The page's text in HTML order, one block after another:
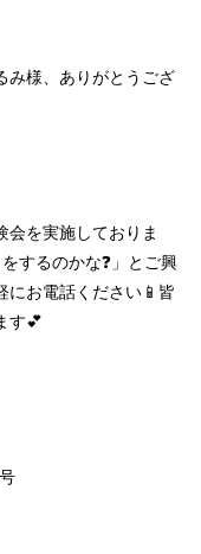
み様、ありがとうござ
会を実施しておりま
するのかな❓」とご興
にお電話ください📱皆
す💕